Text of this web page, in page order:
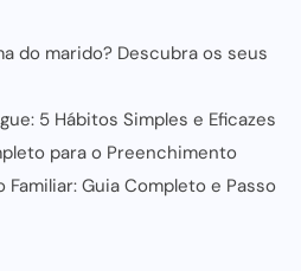
do marido? Descubra os seus
5 Hábitos Simples e Eficazes
para o Preenchimento
Guia Completo e Passo